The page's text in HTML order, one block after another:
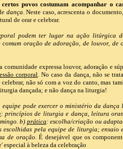
povos costumam acompanhar o
dança. Neste caso, acrescenta o
de orar e celebrar.
podem ter lugar na ação litúrgica
comum oração de adoração, de louvor,
comunidade expressa louvor, adoração e
corporal. No caso da dança, não se
não só com a voz do canto, mas
dançada; e não dança na liturgia!
equipe pode exercer o ministério da
: princípios de liturgia e dança, leitura
b) prática: escolha/criação ou
pela equipe de liturgia; ensaio
de oração. É desejável que os
especial à beleza da celebração